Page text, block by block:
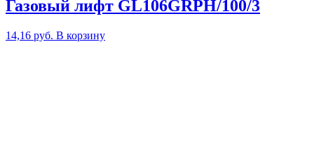
Газовый лифт GL106GRPH/100/3
14,16 руб. В корзину